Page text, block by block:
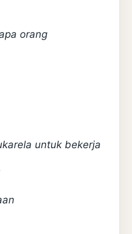
orang
untuk bekerja